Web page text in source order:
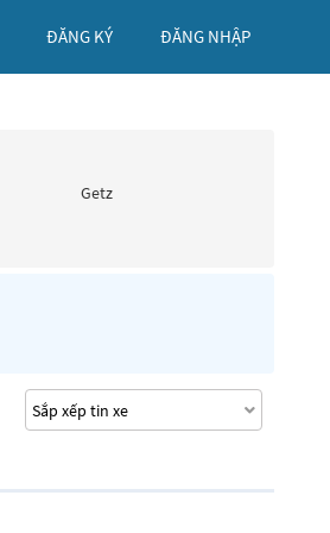
ĐĂNG KÝ ĐĂNG NHẬP
Getz